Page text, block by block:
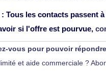
: Tous les contacts passent
si l'offre est pourvue,
vous pour pouvoir répondre
et aide commerciale ?